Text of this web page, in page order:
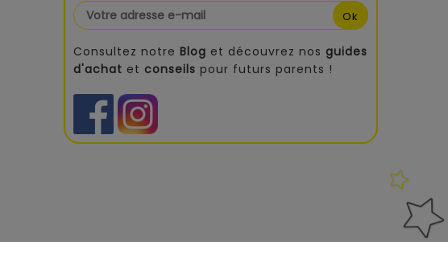
Consultez notre Blog et découvrez nos guides
d'achat et conseils pour futurs parents !